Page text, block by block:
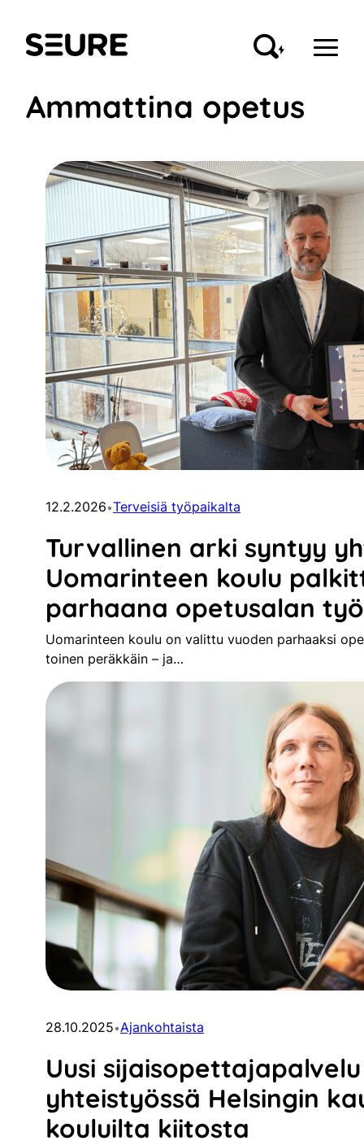
sisältöön
Seure
Ammattina opetus
12.2.2026•Terveisiä työpaikalta
Turvallinen arki syntyy
Uomarinteen koulu
parhaana opetusalan
Uomarinteen koulu on valittu vuoden parhaaksi
toinen peräkkäin – ja…
28.10.2025•Ajankohtaista
Uusi
yhteistyössä Helsingin
kouluilta kiitosta